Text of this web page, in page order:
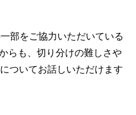
部をご協力いただいている
らも、切り分けの難しさや
ついてお話しいただけます